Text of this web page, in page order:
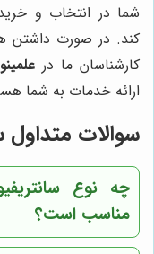
شما در انتخاب و
کند. در صورت داشتن
کارشناسان ما درعلمینو
ارائه خدمات به شما
سوالات متداول
مناسب است؟